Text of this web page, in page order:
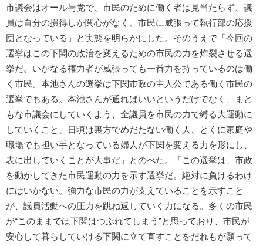
市議会はオール与党で、市民のために働く者は見当たらず、議
員は自分の損得しか関心がなく、市民に威張って執行部の応援
団となっている」と実態を明らかにした。そのうえで「今回の
選挙はこの下関の政治を変えるための市民の力を炸裂させる選
挙だ。いかなる権力者が威張っても一番力を持っているのは働
く市民。本池さんの選挙は下関市政の主人公である働く市民の
選挙でもある。本池さんが通ればいいというだけでなく、まと
もな市議会にしていくよう、全議員を市民の力で縛る大運動に
していくこと、日頃は裏方でめだたない働く人、とくに家庭や
職場でも担い手となっている婦人が下関を変える力を形にし、
表に出していくことが大事だ」とのべた。「この選挙は、市政
を動かしてきた市民運動の力を示す選挙だ。絶対に負けるわけ
にはいかない。強力な市民の力が支えていることを示すこと
が、議員活動への圧力を跳ね返していく力になる。多くの市民
が“このままでは下関はつぶれてしまう”と思っており、市民が
安心して暮らしていける下関に立て直すことをだれもが願って